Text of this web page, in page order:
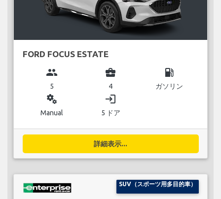
FORD FOCUS ESTATE
group
5
business_center
4
local_gas_station
ガソリン
miscellaneous_services
Manual
login
5 ドア
詳細表示...
SUV（スポーツ用多目的車）